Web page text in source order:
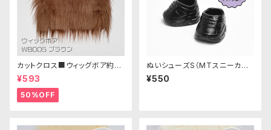
カットクロス■ウィッグボア約8c
m(ブラウン)WB005ボア生地 2
5cm × 45cm
¥593
50%OFF
ぬいシューズS（MTスニーカー・
ブラック）｜身長11cm前後のぬ
いぐるみ用ソフビ靴
¥550